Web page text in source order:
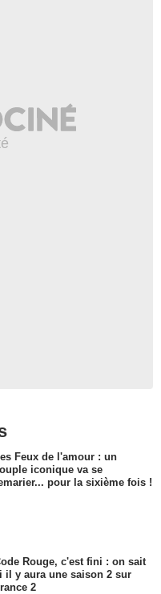
Feux de l'amour : un
iconique va se
pour la sixième fois !
Rouge, c'est fini : on sait
il y aura une saison 2 sur
2